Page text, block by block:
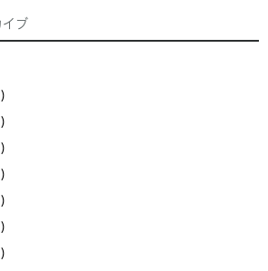
イブ